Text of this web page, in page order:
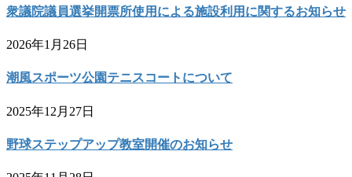
衆議院議員選挙開票所使用による施設利用に関するお知らせ
2026年1月26日
潮風スポーツ公園テニスコートについて
2025年12月27日
野球ステップアップ教室開催のお知らせ